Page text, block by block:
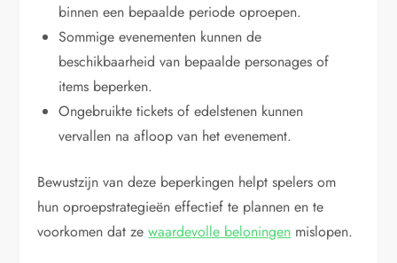
binnen een bepaalde periode oproepen.
Sommige evenementen kunnen de
beschikbaarheid van bepaalde personages of
items beperken.
Ongebruikte tickets of edelstenen kunnen
vervallen na afloop van het evenement.
Bewustzijn van deze beperkingen helpt spelers om
hun oproepstrategieën effectief te plannen en te
voorkomen dat zewaardevolle beloningen mislopen.